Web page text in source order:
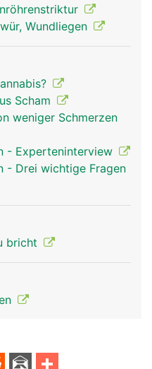
Wundliegen
Scham
weniger Schmerzen
- Experteninterview
- Drei wichtige Fragen
bricht